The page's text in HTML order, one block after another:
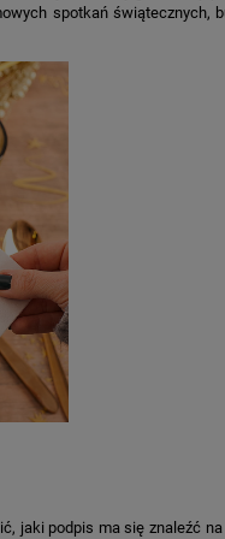
spotkań świątecznych,
jaki podpis ma się znaleźć